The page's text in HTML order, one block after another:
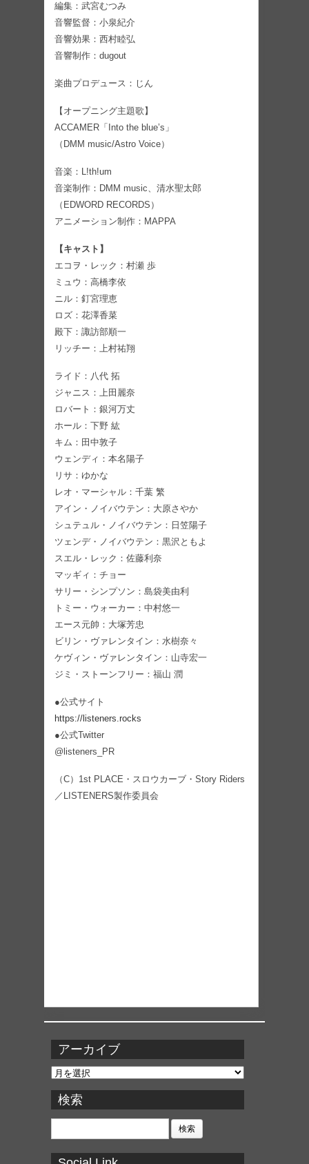
編集：武宮むつみ
音響監督：小泉紀介
音響効果：西村睦弘
音響制作：dugout
楽曲プロデュース：じん
【オープニング主題歌】
ACCAMER「Into the blue’s」
（DMM music/Astro Voice）
音楽：L!th!um
音楽制作：DMM music、清水聖太郎
（EDWORD RECORDS）
アニメーション制作：MAPPA
【キャスト】
エコヲ・レック：村瀬 歩
ミュウ：高橋李依
ニル：釘宮理恵
ロズ：花澤香菜
殿下：諏訪部順一
リッチー：上村祐翔
ライド：八代 拓
ジャニス：上田麗奈
ロバート：銀河万丈
ホール：下野 紘
キム：田中敦子
ウェンディ：本名陽子
リサ：ゆかな
レオ・マーシャル：千葉 繁
アイン・ノイバウテン：大原さやか
シュテュル・ノイバウテン：日笠陽子
ツェンデ・ノイバウテン：黒沢ともよ
スエル・レック：佐藤利奈
マッギィ：チョー
サリー・シンプソン：島袋美由利
トミー・ウォーカー：中村悠一
エース元帥：大塚芳忠
ビリン・ヴァレンタイン：水樹奈々
ケヴィン・ヴァレンタイン：山寺宏一
ジミ・ストーンフリー：福山 潤
●公式サイト
https://listeners.rocks
●公式Twitter
@listeners_PR
（C）1st PLACE・スロウカーブ・Story Riders
／LISTENERS製作委員会
アーカイブ
ア
カ
イ
ブ
検索
検